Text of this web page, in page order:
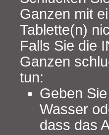
Ganzen mit
Tablette(n)
Falls Sie die
Ganzen
tun:
Geben
Wasser
dass das